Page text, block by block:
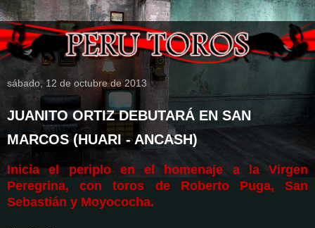
sábado, 12 de octubre de 2013
JUANITO ORTIZ DEBUTARÁ EN SAN
MARCOS (HUARI - ANCASH)
Inicia el periplo en el homenaje a la Virgen
Peregrina, con toros de Roberto Puga, San
Sebastián y Moyococha.